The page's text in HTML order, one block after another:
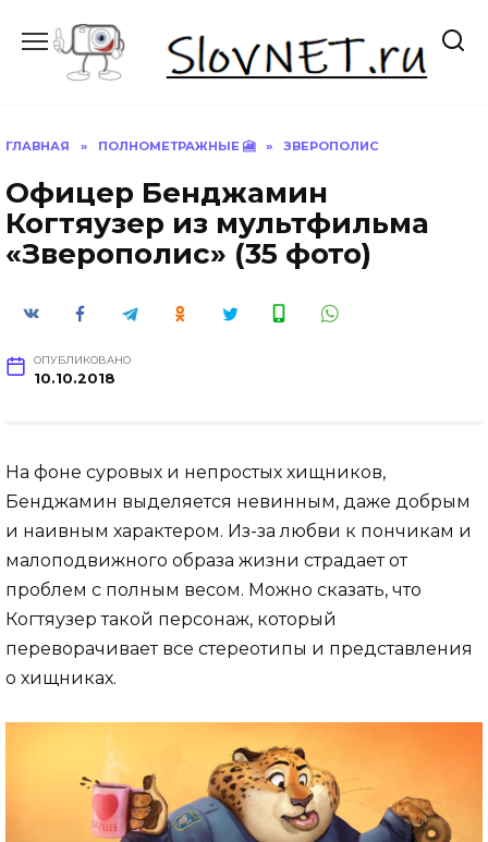
содержанию
ГЛАВНАЯ » ПОЛНОМЕТРАЖНЫЕ 🎦 » ЗВЕРОПОЛИС
Офицер Бенджамин
Когтяузер из мультфильма
«Зверополис» (35 фото)
ОПУБЛИКОВАНО
10.10.2018
На фоне суровых и непростых хищников,
Бенджамин выделяется невинным, даже добрым
и наивным характером. Из-за любви к пончикам и
малоподвижного образа жизни страдает от
проблем с полным весом. Можно сказать, что
Когтяузер такой персонаж, который
переворачивает все стереотипы и представления
о хищниках.